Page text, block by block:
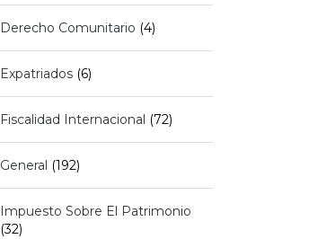
Derecho Comunitario (4)
Expatriados(6)
Fiscalidad Internacional (72)
General (192)
Impuesto Sobre El Patrimonio
(32)